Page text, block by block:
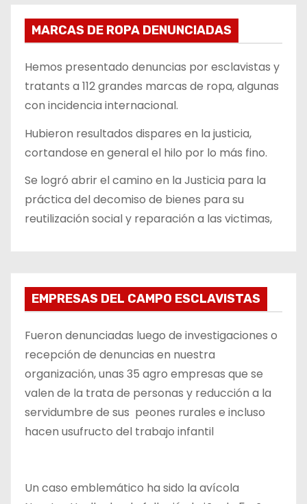
MARCAS DE ROPA DENUNCIADAS
Hemos presentado denuncias por esclavistas y
tratants a 112 grandes marcas de ropa, algunas
con incidencia internacional.
Hubieron resultados dispares en la justicia,
cortandose en general el hilo por lo más fino.
Se logró abrir el camino en la Justicia para la
práctica del decomiso de bienes para su
reutilización social y reparación a las victimas,
EMPRESAS DEL CAMPO ESCLAVISTAS
Fueron denunciadas luego de investigaciones o
recepción de denuncias en nuestra
organización, unas 35 agro empresas que se
valen de la trata de personas y reducción a la
servidumbre de sus peones rurales e incluso
hacen usufructo del trabajo infantil
Un caso emblemático ha sido la avícola